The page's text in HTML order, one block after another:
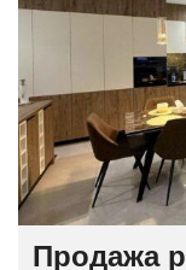
Продажа